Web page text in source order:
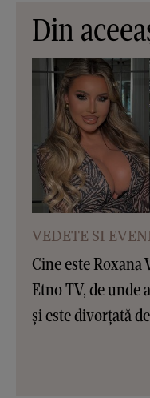
Din
VEDETE SI
Cine este Roxana
Etno TV, de unde
și este divorțată